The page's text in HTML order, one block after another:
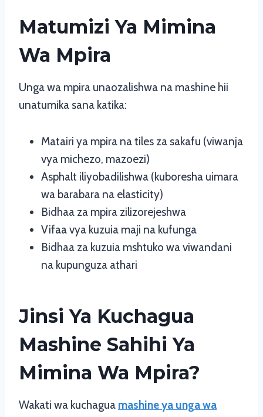
Matumizi Ya Mimina
Wa Mpira
Unga wa mpira unaozalishwa na mashine hii
unatumika sana katika:
Matairi ya mpira na tiles za sakafu (viwanja
vya michezo, mazoezi)
Asphalt iliyobadilishwa (kuboresha uimara
wa barabara na elasticity)
Bidhaa za mpira zilizorejeshwa
Vifaa vya kuzuia maji na kufunga
Bidhaa za kuzuia mshtuko wa viwandani
na kupunguza athari
Jinsi Ya Kuchagua
Mashine Sahihi Ya
Mimina Wa Mpira?
Wakati wa kuchagua mashine ya unga wa